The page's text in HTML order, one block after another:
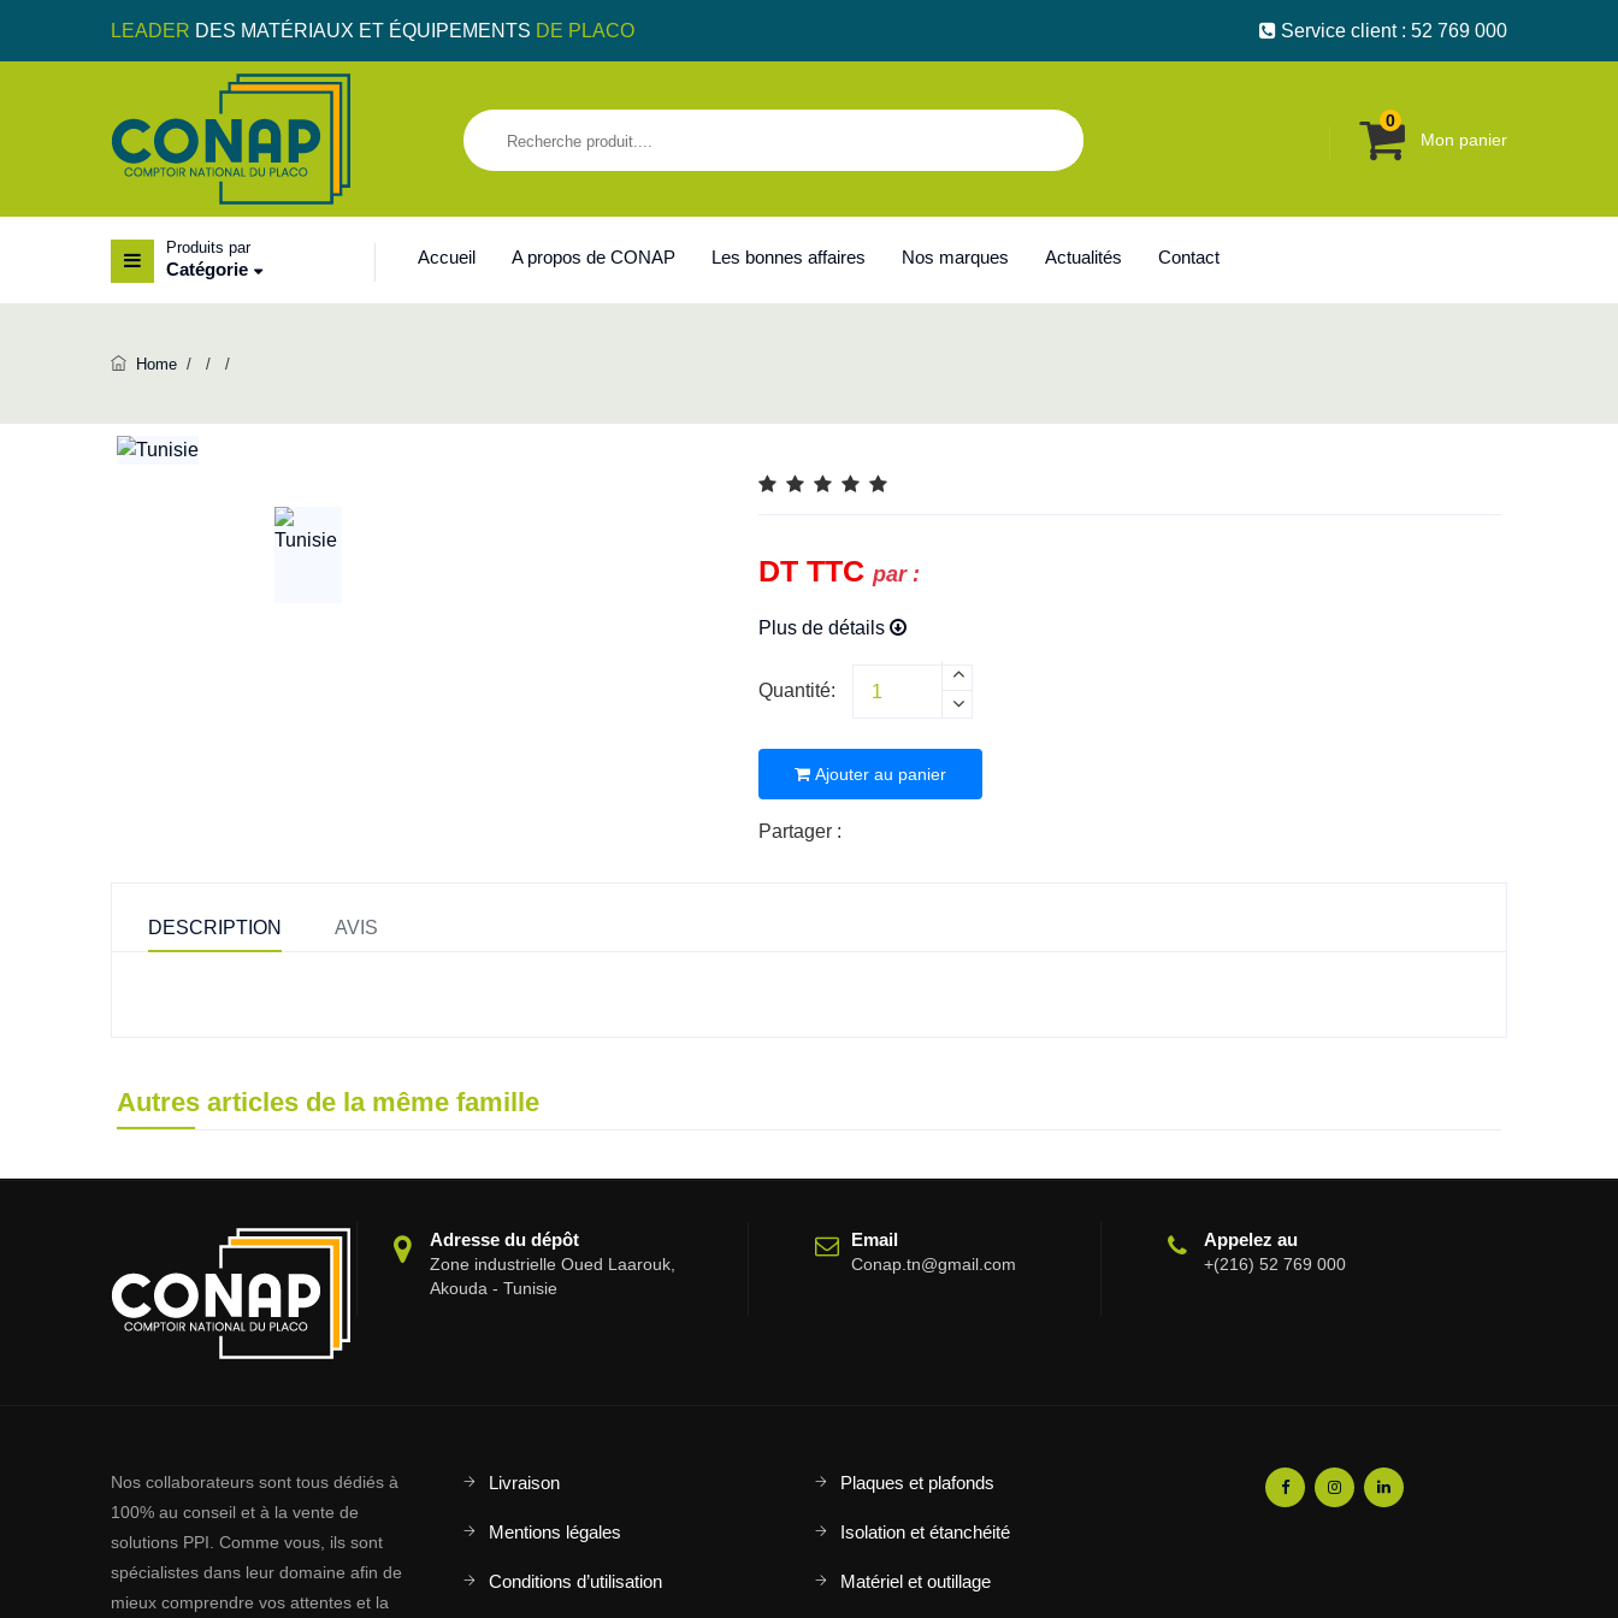
LEADER DES MATÉRIAUX ET ÉQUIPEMENTS DE PLACO Service client : 52 769 000
0
Mon panier
Produits par
Catégorie
Accueil A propos de CONAP Les bonnes affaires Nos marques Actualités Contact
Home / / /
DT TTCpar :
Plus de détails
Quantité:
Ajouter au panier
Partager :
DESCRIPTION AVIS
Autres articles de la même famille
Adresse du dépôt
Zone industrielle Oued Laarouk,
Akouda - Tunisie
Email
Conap.tn@gmail.com
Appelez au
+(216) 52 769 000
Nos collaborateurs sont tous dédiés à
100% au conseil et à la vente de
solutions PPI. Comme vous, ils sont
spécialistes dans leur domaine afin de
mieux comprendre vos attentes et la
Livraison
Mentions légales
Conditions d’utilisation
Plaques et plafonds
Isolation et étanchéité
Matériel et outillage